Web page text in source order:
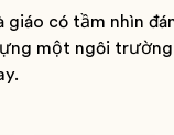
giáo có tầm nhìn
một ngôi